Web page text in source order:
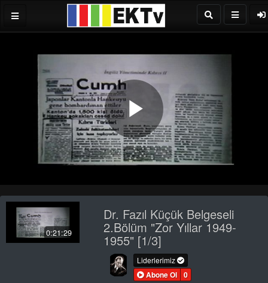
Play
Video
0:21:29
Dr. Fazıl Küçük Belgeseli
2.Bölüm "Zor Yıllar 1949-
1955" [1/3]
Liderlerimiz
Abone Ol 0